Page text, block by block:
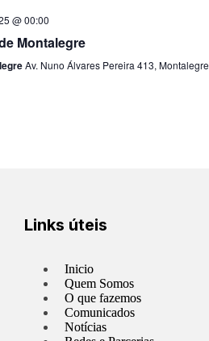
@ 00:00
Montalegre
Av. Nuno Álvares Pereira 413, Montalegre
Links úteis
Inicio
Quem Somos
O que fazemos
Comunicados
Notícias